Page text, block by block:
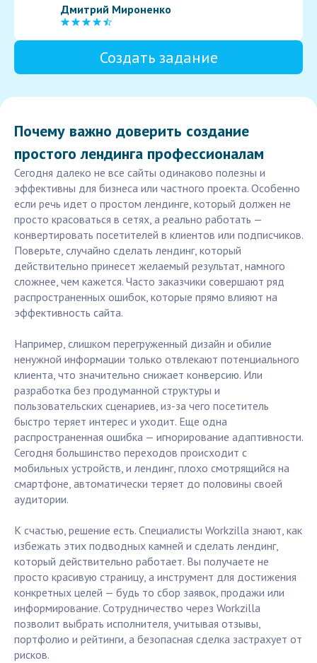
Дмитрий Мироненко
Создать задание
Почему важно доверить создание
простого лендинга профессионалам
Сегодня далеко не все сайты одинаково полезны и
эффективны для бизнеса или частного проекта. Особенно
если речь идет о простом лендинге, который должен не
просто красоваться в сетях, а реально работать —
конвертировать посетителей в клиентов или подписчиков.
Поверьте, случайно сделать лендинг, который
действительно принесет желаемый результат, намного
сложнее, чем кажется. Часто заказчики совершают ряд
распространенных ошибок, которые прямо влияют на
эффективность сайта.
Например, слишком перегруженный дизайн и обилие
ненужной информации только отвлекают потенциального
клиента, что значительно снижает конверсию. Или
разработка без продуманной структуры и
пользовательских сценариев, из-за чего посетитель
быстро теряет интерес и уходит. Еще одна
распространенная ошибка — игнорирование адаптивности.
Сегодня большинство переходов происходит с
мобильных устройств, и лендинг, плохо смотрящийся на
смартфоне, автоматически теряет до половины своей
аудитории.
К счастью, решение есть. Специалисты Workzilla знают, как
избежать этих подводных камней и сделать лендинг,
который действительно работает. Вы получаете не
просто красивую страницу, а инструмент для достижения
конкретных целей — будь то сбор заявок, продажи или
информирование. Сотрудничество через Workzilla
позволит выбрать исполнителя, учитывая отзывы,
портфолио и рейтинги, а безопасная сделка застрахует от
рисков.